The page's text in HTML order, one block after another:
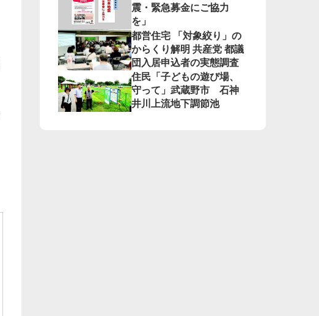
震・緊急募金にご協力
を」
都営住宅 「対象絞り」の
からくり解明 共産党 都議
団入居申込者の実態調査
住民「子どもの遊び場、
守って」武蔵野市 石神
井川上流地下調節池